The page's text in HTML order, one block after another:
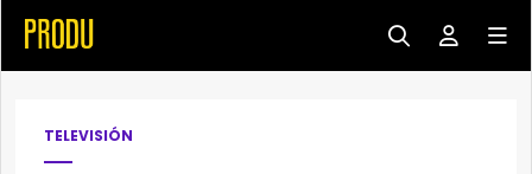
TELEVISIÓN